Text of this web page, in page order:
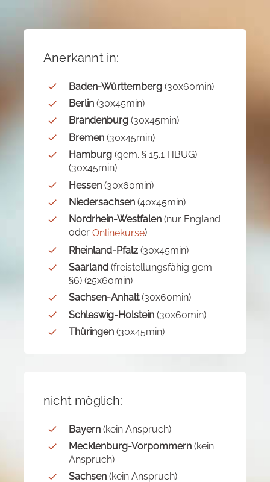
Anerkannt in:
Baden-Württemberg (30x60min)
Berlin (30x45min)
Brandenburg (30x45min)
Bremen (30x45min)
Hamburg (gem. § 15.1 HBUG)
(30x45min)
Hessen (30x60min)
Niedersachsen (40x45min)
Nordrhein-Westfalen (nur England
oder Onlinekurse)
Rheinland-Pfalz (30x45min)
Saarland (freistellungsfähig gem.
§6) (25x60min)
Sachsen-Anhalt(30x60min)
Schleswig-Holstein (30x60min)
Thüringen (30x45min)
nicht möglich:
Bayern (kein Anspruch)
Mecklenburg-Vorpommern (kein
Anspruch)
Sachsen (kein Anspruch)